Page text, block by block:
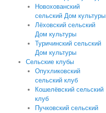
Новохованский
сельский Дом культуры
Лёховский сельский
Дом культуры
Туричинский сельский
Дом культуры
Сельские клубы
Опухликовский
сельский клуб
Кошелёвский сельский
клуб
Пучковский сельский